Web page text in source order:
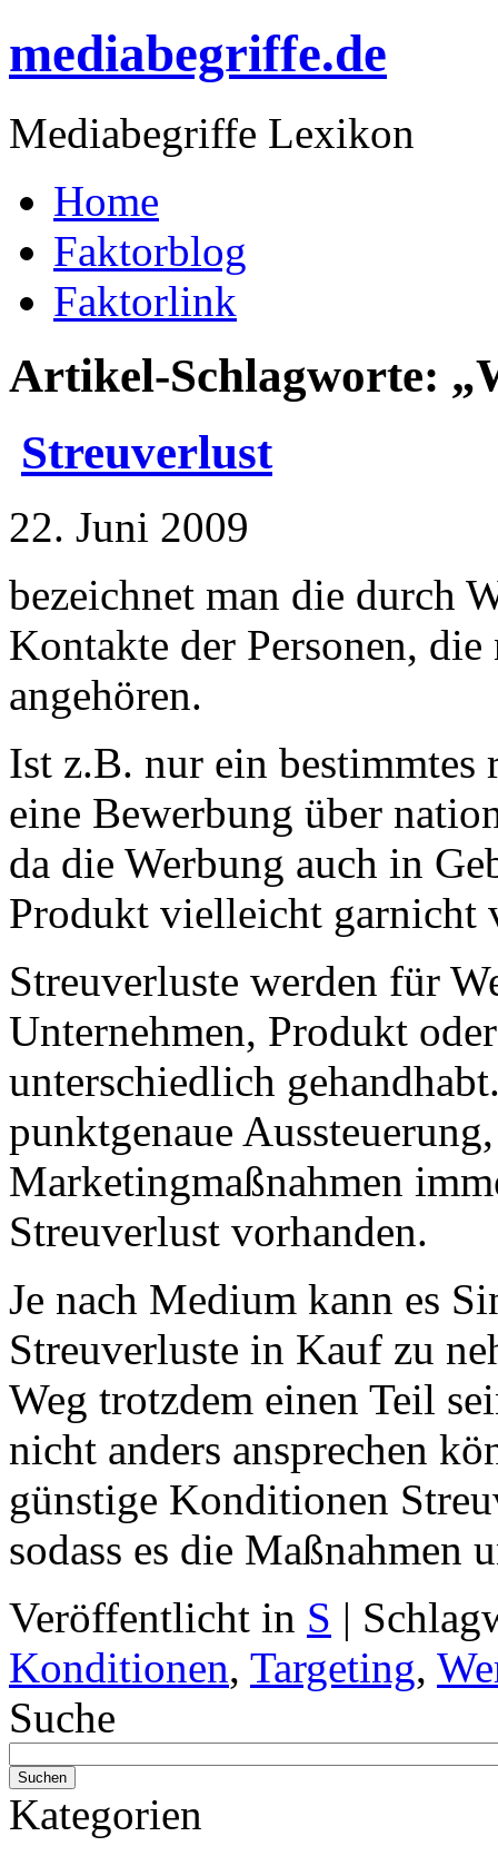
mediabegriffe.de
Mediabegriffe Lexikon
Home
Faktorblog
Faktorlink
Artikel-Schlagworte:
Streuverlust
22. Juni 2009
bezeichnet man die durch
Kontakte der Personen,
angehören.
Ist z.B. nur ein bestimmtes
eine Bewerbung über
da die Werbung auch in
Produkt vielleicht garnicht
Streuverluste werden für
Unternehmen, Produkt
unterschiedlich
punktgenaue
Marketingmaßnahmen
Streuverlust vorhanden.
Je nach Medium kann es
Streuverluste in Kauf zu
Weg trotzdem einen Teil
nicht anders ansprechen
günstige Konditionen
sodass es die Maßnahmen
Veröffentlicht in S |
Konditionen, Targeting,
Suche
Kategorien